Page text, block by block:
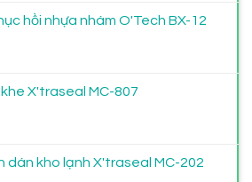
từ
hồi nhựa nhám O'Tech BX-12
X'traseal MC-807
dán kho lạnh X'traseal MC-202